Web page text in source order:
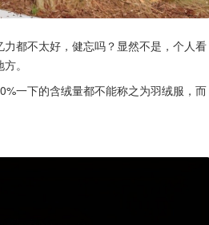
都不太好，健忘吗？显然不是，个人看
。
一下的含绒量都不能称之为羽绒服，而